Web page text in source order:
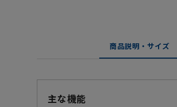
商品説明・サイズ
主な機能